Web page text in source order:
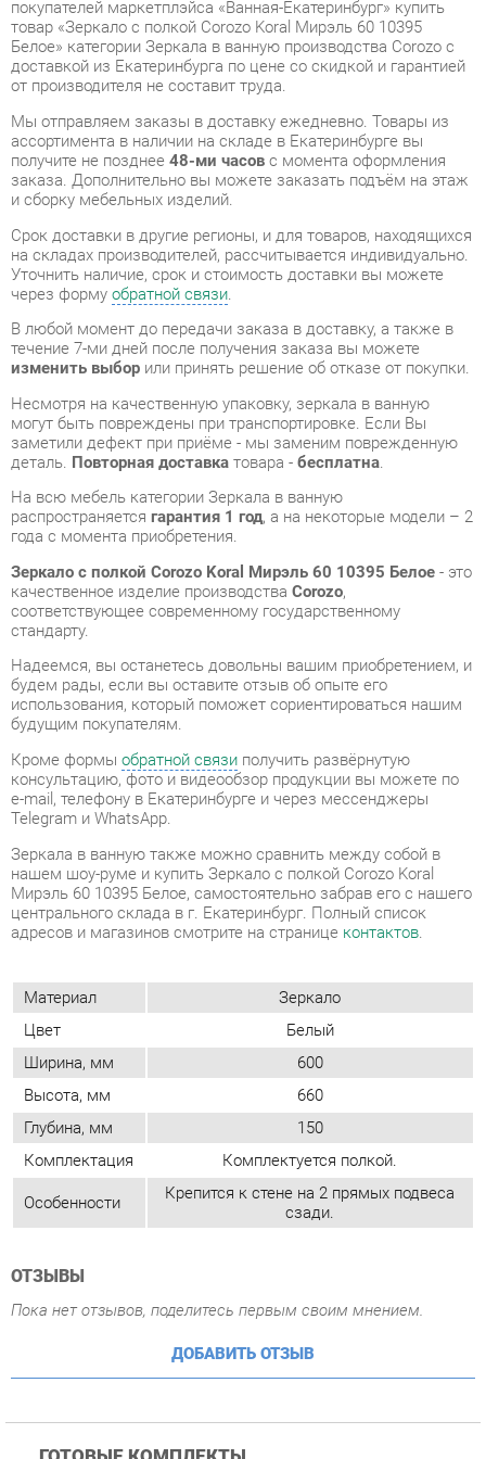
Мы отправляем заказы в доставку ежедневно. Товары из
ассортимента в наличии на складе в Екатеринбурге вы
получите не позднее48-ми часов с момента оформления
заказа. Дополнительно вы можете заказать подъём на этаж
и сборку мебельных изделий.
Срок доставки в другие регионы, и для товаров, находящихся
на складах производителей, рассчитывается индивидуально.
Уточнить наличие, срок и стоимость доставки вы можете
через формуобратной связи.
течение 7-ми дней после получения заказа вы можете
изменить выборили принять решение об отказе от покупки.
Несмотря на качественную упаковку, зеркала в ванную
могут быть повреждены при транспортировке. Если Вы
заметили дефект при приёме - мы заменим поврежденную
деталь.Повторная доставкатовара -бесплатна.
На всю мебель категории Зеркала в ванную
распространяетсягарантия 1 год, а на некоторые модели – 2
года с момента приобретения.
Зеркало с полкой Corozo Koral Мирэль 60 10395 Белое- это
качественное изделие производстваCorozo,
соответствующее современному государственному
стандарту.
Надеемся, вы останетесь довольны вашим приобретением, и
будем рады, если вы оставите отзыв об опыте его
использования, который поможет сориентироваться нашим
будущим покупателям.
Кроме формы
e-mail, телефону в Екатеринбурге и через мессенджеры
Telegram и WhatsApp.
Зеркала в ванную также можно сравнить между собой в
Мирэль 60 10395 Белое, самостоятельно забрав его с нашего
центрального склада в г. Екатеринбург. Полный список
адресов и магазинов смотрите на страницеконтактов.
Материал Зеркало
Цвет
Белый
Ширина, мм
600
Глубина, мм
150
Комплектация
Комплектуется полкой.
Особенности Крепится к стене на 2 прямых подвеса
сзади.
ОТЗЫВЫ
Пока нет отзывов, поделитесь первым своим мнением.
ДОБАВИТЬ ОТЗЫВ